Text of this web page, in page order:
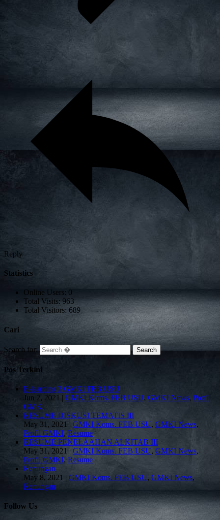
Reply
Statistics
Online Users: 0
Total Visits: 963
Total Visitors: 689
Cari
Search for:
Pos Terkini
E-learning 3 GMKI FEB USU
Jun 2, 2021
GMKI Koms. FEB USU, GMKI News, Profil
GMKI
RESUME DISKUSI TEMATIS III
May 31, 2021| GMKI Koms. FEB USU, GMKI News,
Profil GMKI, Resume
RESUME PENELAAHAN ALKITAB III
May 31, 2021
GMKI Koms. FEB USU, GMKI News,
Profil GMKI,Resume
Renungan
May 8, 2021
GMKI Koms. FEB USU, GMKI News,
Renungan
Follow Us